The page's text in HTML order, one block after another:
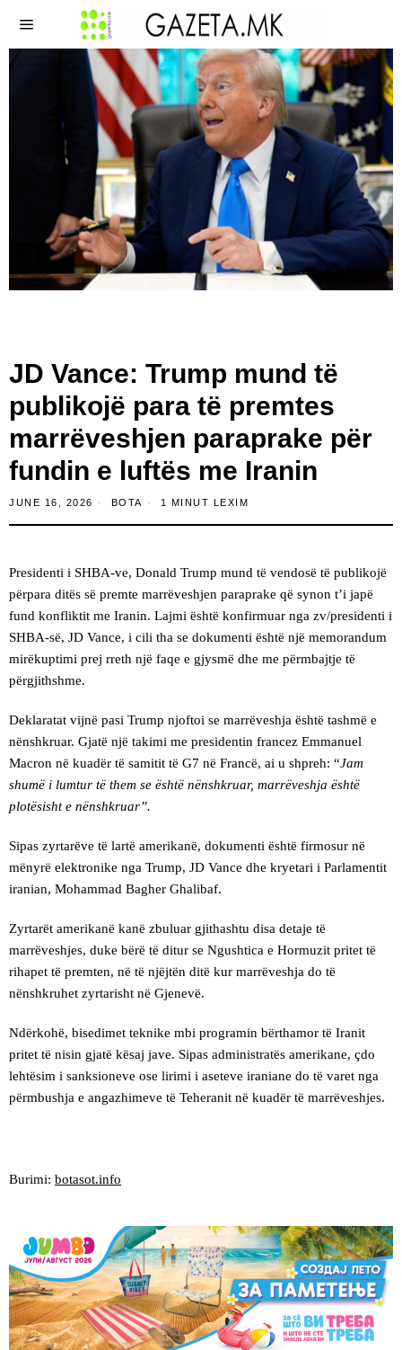
JD Vance: Trump mund të
publikojë para të premtes
marrëveshjen paraprake për
fundin e luftës me Iranin
JUNE 16, 2026 BOTA 1 MINUT LEXIM
Presidenti i SHBA-ve, Donald Trump mund të vendosë të publikojë
përpara ditës së premte marrëveshjen paraprake që synon t’i japë
fund konfliktit me Iranin. Lajmi është konfirmuar nga zv/presidenti i
SHBA-së, JD Vance, i cili tha se dokumenti është një memorandum
mirëkuptimi prej rreth një faqe e gjysmë dhe me përmbajtje të
përgjithshme.
Deklaratat vijnë pasi Trump njoftoi se marrëveshja është tashmë e
nënshkruar. Gjatë një takimi me presidentin francez Emmanuel
Macron në kuadër të samitit të G7 në Francë, ai u shpreh: “Jam
shumë i lumtur të them se është nënshkruar, marrëveshja është
plotësisht e nënshkruar”.
Sipas zyrtarëve të lartë amerikanë, dokumenti është firmosur në
mënyrë elektronike nga Trump, JD Vance dhe kryetari i Parlamentit
iranian, Mohammad Bagher Ghalibaf.
Zyrtarët amerikanë kanë zbuluar gjithashtu disa detaje të
marrëveshjes, duke bërë të ditur se Ngushtica e Hormuzit pritet të
rihapet të premten, në të njëjtën ditë kur marrëveshja do të
nënshkruhet zyrtarisht në Gjenevë.
Ndërkohë, bisedimet teknike mbi programin bërthamor të Iranit
pritet të nisin gjatë kësaj jave. Sipas administratës amerikane, çdo
lehtësim i sanksioneve ose lirimi i aseteve iraniane do të varet nga
përmbushja e angazhimeve të Teheranit në kuadër të marrëveshjes.
Burimi: botasot.info